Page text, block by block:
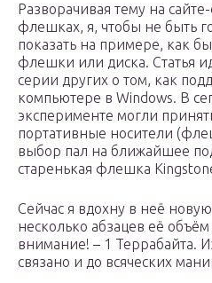
Разворачивая тему на
флешках, я, чтобы не быть
показать на примере, как
флешки или диска. Статья
серии других о том, как
компьютере в Windows. В
эксперименте могли
портативные носители
выбор пал на ближайшее
старенькая флешка
Сейчас я вдохну в неё
несколько абзацев её
внимание! – 1 Террабайта.
связано и до всяческих